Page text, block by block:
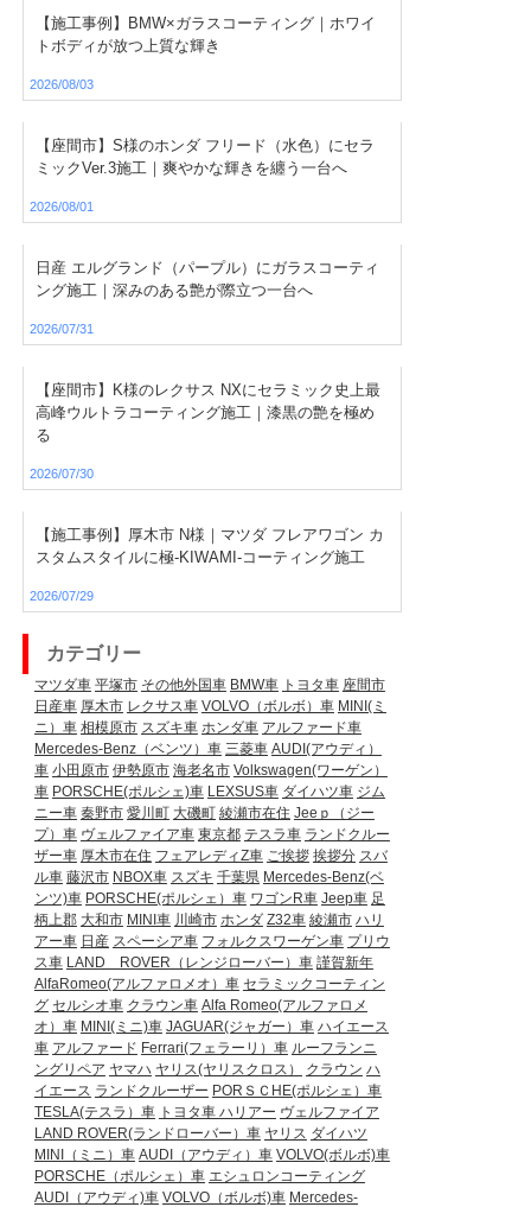
【施工事例】BMW×ガラスコーティング｜ホワイ
トボディが放つ上質な輝き
2026/08/03
【座間市】S様のホンダ フリード（水色）にセラ
ミックVer.3施工｜爽やかな輝きを纏う一台へ
2026/08/01
日産 エルグランド（パープル）にガラスコーティ
ング施工｜深みのある艶が際立つ一台へ
2026/07/31
【座間市】K様のレクサス NXにセラミック史上最
高峰ウルトラコーティング施工｜漆黒の艶を極め
る
2026/07/30
【施工事例】厚木市 N様｜マツダ フレアワゴン カ
スタムスタイルに極-KIWAMI-コーティング施工
2026/07/29
カテゴリー
マツダ車 平塚市 その他外国車 BMW車 トヨタ車 座間市
日産車 厚木市 レクサス車 VOLVO（ボルボ）車 MINI(ミ
ニ）車 相模原市 スズキ車 ホンダ車 アルファード車
Mercedes-Benz（ベンツ）車 三菱車 AUDI(アウディ）
車 小田原市 伊勢原市 海老名市 Volkswagen(ワーゲン）
車 PORSCHE(ポルシェ)車 LEXSUS車 ダイハツ車 ジム
ニー車 秦野市 愛川町 大磯町 綾瀬市在住 Jeeｐ（ジー
プ）車 ヴェルファイア車 東京都 テスラ車 ランドクルー
ザー車 厚木市在住 フェアレディZ車 ご挨拶 挨拶分 スバ
ル車 藤沢市 NBOX車 スズキ 千葉県 Mercedes-Benz(ベ
ンツ)車 PORSCHE(ポルシェ）車 ワゴンR車 Jeep車 足
柄上郡 大和市 MINI車 川崎市 ホンダ Z32車 綾瀬市 ハリ
アー車 日産 スペーシア車 フォルクスワーゲン車 プリウ
ス車 LAND ROVER（レンジローバー）車 謹賀新年
AlfaRomeo(アルファロメオ）車 セラミックコーティン
グ セルシオ車 クラウン車 Alfa Romeo(アルファロメ
オ）車 MINI(ミニ)車 JAGUAR(ジャガー）車 ハイエース
車 アルファード Ferrari(フェラーリ）車 ルーフランニ
ングリペア ヤマハ ヤリス(ヤリスクロス） クラウン ハ
イエース ランドクルーザー PORＳＣHE(ポルシェ）車
TESLA(テスラ）車 トヨタ車 ハリアー ヴェルファイア
LAND ROVER(ランドローバー）車 ヤリス ダイハツ
MINI（ミニ）車 AUDI（アウディ）車 VOLVO(ボルボ)車
PORSCHE（ポルシェ）車 エシュロンコーティング
AUDI（アウディ)車 VOLVO（ボルボ)車 Mercedes-